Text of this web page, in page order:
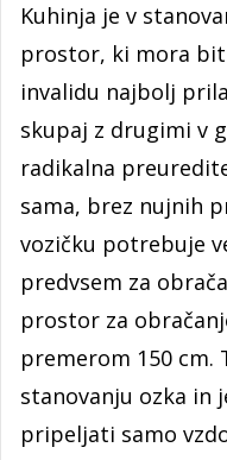
Kuhinja je v
prostor, ki mora
invalidu najbolj
skupaj z drugimi v
radikalna
sama, brez nujnih
vozičku potrebuje
predvsem za
prostor za
premerom 150 cm.
stanovanju ozka in
pripeljati samo